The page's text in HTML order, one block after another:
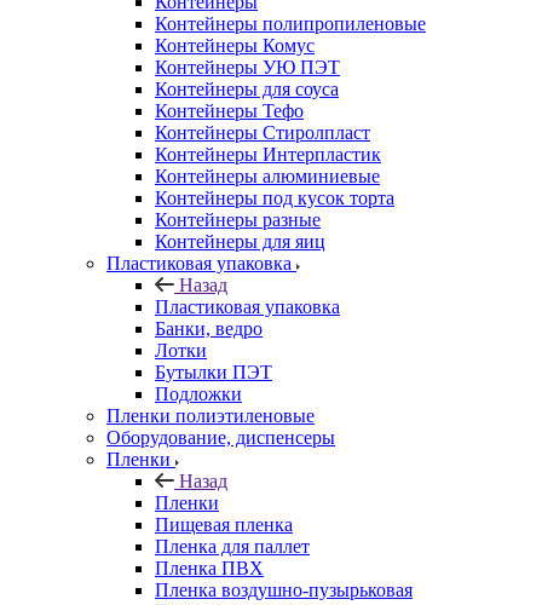
Контейнеры полипропиленовые
Контейнеры Комус
Контейнеры УЮ ПЭТ
Контейнеры для соуса
Контейнеры Тефо
Контейнеры Стиролпласт
Контейнеры Интерпластик
Контейнеры алюминиевые
Контейнеры под кусок торта
Контейнеры разные
Контейнеры для яиц
Пластиковая упаковка
Назад
Пластиковая упаковка
Банки, ведро
Лотки
Бутылки ПЭТ
Подложки
Пленки полиэтиленовые
Оборудование, диспенсеры
Пленки
Назад
Пленки
Пищевая пленка
Пленка для паллет
Пленка ПВХ
Пленка воздушно-пузырьковая